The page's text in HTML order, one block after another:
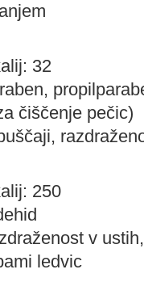
32
čiščenje pečic)
250
v
ledvic